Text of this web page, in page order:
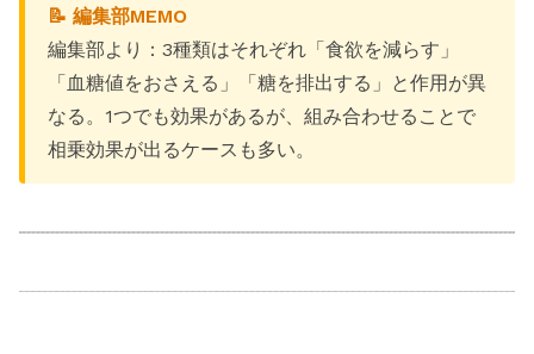
📝 編集部MEMO
編集部より：3種類はそれぞれ「食欲を減らす」
「血糖値をおさえる」「糖を排出する」と作用が異
なる。1つでも効果があるが、組み合わせることで
相乗効果が出るケースも多い。